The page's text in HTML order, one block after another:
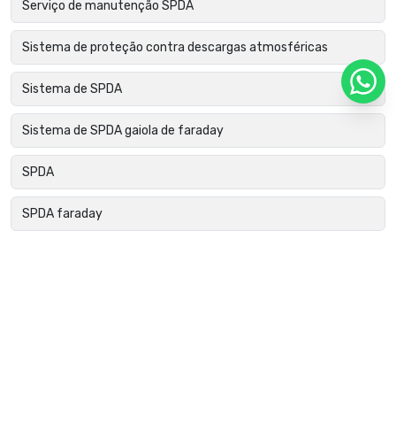
Serviço de manutenção SPDA
Sistema de proteção contra descargas atmosféricas
Sistema de SPDA
Sistema de SPDA gaiola de faraday
SPDA
SPDA faraday